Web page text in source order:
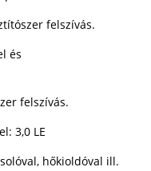
felszívás.
és
felszívás.
3,0 LE
hőkioldóval ill.